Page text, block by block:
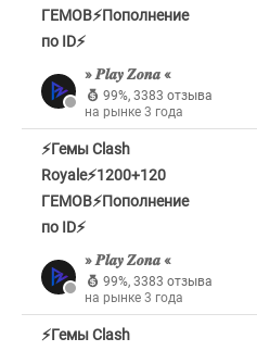
ГЕМОВ⚡Пополнение
по ID⚡
» 𝑷𝒍𝒂𝒚 𝒁𝒐𝒏𝒂 «
99%, 3383 отзыва
на рынке 3 года
⚡Гемы Clash
Royale⚡1200+120
ГЕМОВ⚡Пополнение
по ID⚡
» 𝑷𝒍𝒂𝒚 𝒁𝒐𝒏𝒂 «
99%, 3383 отзыва
на рынке 3 года
⚡Гемы Clash